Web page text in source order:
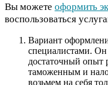
Вы можете оформить
воспользоваться
Вариант
специалистами. Он
достаточный опыт
таможенным и
возьмем на себя